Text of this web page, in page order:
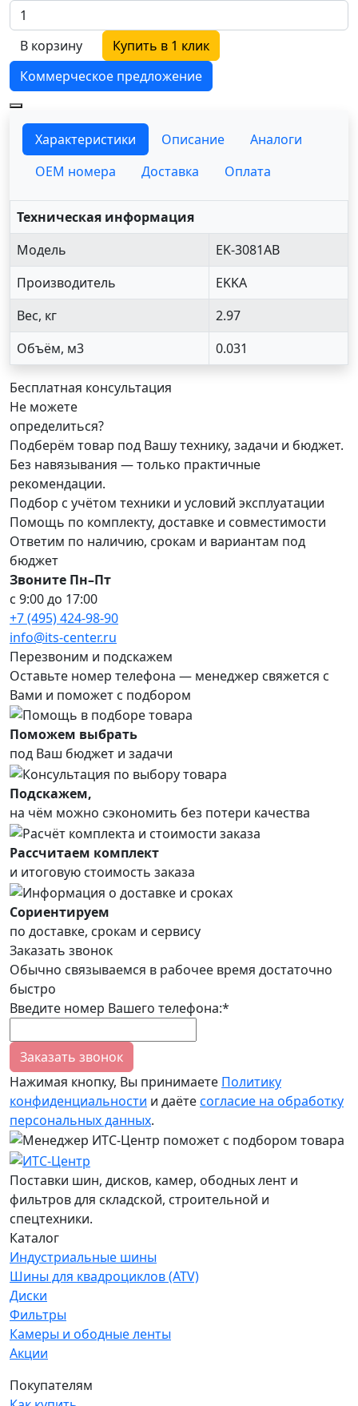
В корзину
Купить в 1 клик
Коммерческое предложение
Характеристики Описание
Аналоги
OEM номера
Доставка Оплата
Техническая информация
Модель
EK-3081AB
Производитель
EKKA
Вес, кг
2.97
Объём, м3
0.031
Бесплатная консультация
Не можете
определиться?
Подберём товар под Вашу технику, задачи и бюджет.
Без навязывания — только практичные
рекомендации.
Подбор с учётом техники и условий эксплуатации
Помощь по комплекту, доставке и совместимости
Ответим по наличию, срокам и вариантам под
бюджет
Звоните Пн–Пт
с 9:00 до 17:00
+7 (495) 424-98-90
info@its-center.ru
Перезвоним и подскажем
Оставьте номер телефона — менеджер свяжется с
Вами и поможет с подбором
Поможем выбрать
под Ваш бюджет и задачи
Подскажем,
на чём можно сэкономить без потери качества
Рассчитаем комплект
и итоговую стоимость заказа
Сориентируем
по доставке, срокам и сервису
Заказать звонок
Обычно связываемся в рабочее время достаточно
быстро
Введите номер Вашего телефона:*
Заказать звонок
Нажимая кнопку, Вы принимаете Политику
конфиденциальности и даётесогласие на обработку
персональных данных.
Поставки шин, дисков, камер, ободных лент и
фильтров для складской, строительной и
спецтехники.
Каталог
Индустриальные шины
Шины для квадроциклов (ATV)
Диски
Фильтры
Камеры и ободные ленты
Акции
Покупателям